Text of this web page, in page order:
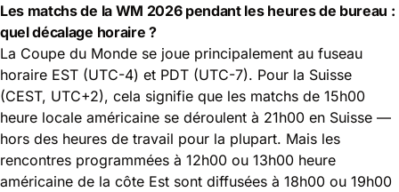
Les matchs de la WM 2026 pendant les heures de bureau :
quel décalage horaire ?
La Coupe du Monde se joue principalement au fuseau
horaire EST (UTC-4) et PDT (UTC-7). Pour la Suisse
(CEST, UTC+2), cela signifie que les matchs de 15h00
heure locale américaine se déroulent à 21h00 en Suisse —
hors des heures de travail pour la plupart. Mais les
rencontres programmées à 12h00 ou 13h00 heure
américaine de la côte Est sont diffusées à 18h00 ou 19h00